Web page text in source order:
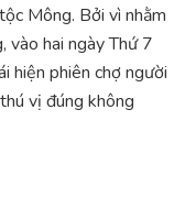
Mông. Bởi vì nhằm
vào hai ngày Thứ 7
hiện phiên chợ người
vị đúng không